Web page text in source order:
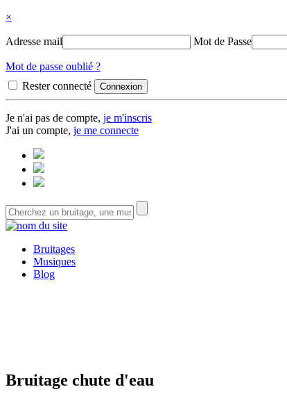
×
Adresse mail Mot de Passe
Mot de passe oublié ?
Rester connecté
Je n'ai pas de compte, je m'inscris
J'ai un compte, je me connecte
Bruitages
Musiques
Blog
Bruitage chute d'eau